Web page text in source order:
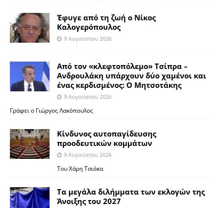
Έφυγε από τη ζωή ο Νίκος
Καλογερόπουλος
9 Αυγούστου 2026
Από τον «κλεφτοπόλεμο» Τσίπρα –
Ανδρουλάκη υπάρχουν δύο χαμένοι και
ένας κερδισμένος: Ο Μητσοτάκης
9 Αυγούστου 2026
Γράφει ο Γιώργος Λακόπουλος
Κίνδυνος αυτοπαγίδευσης
προοδευτικών κομμάτων
9 Αυγούστου 2026
Του Χάρη Τσιόκα
Τα μεγάλα διλήμματα των εκλογών της
Άνοιξης του 2027